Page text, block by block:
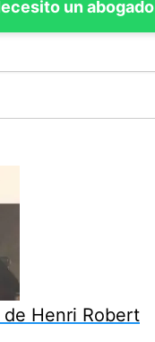
un abogado
de Henri Robert